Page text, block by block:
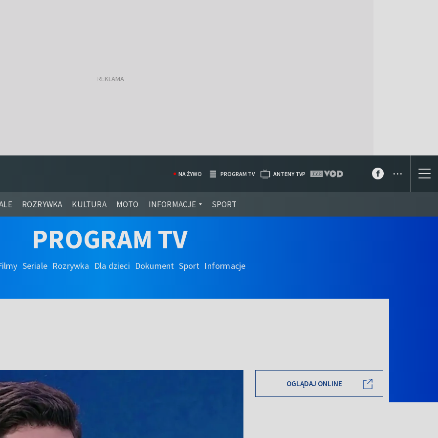
ROZRYWKA KULTURA MOTO INFORMACJE SPORT
NA ŻYWO PROGRAM TV ANTENY TVP ...
PROGRAM TV
Seriale Rozrywka Dla dzieci Dokument Sport Informacje
OGLĄDAJ ONLINE